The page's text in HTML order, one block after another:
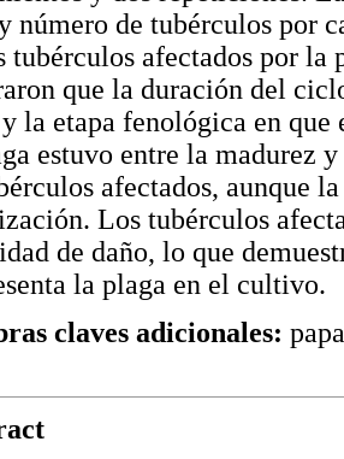
número de tubérculos por
tubérculos afectados por
que la duración del
la etapa fenológica en
estuvo entre la madurez
afectados, aunque
Los tubérculos
de daño, lo que
la plaga en el cultivo.
claves adicionales: